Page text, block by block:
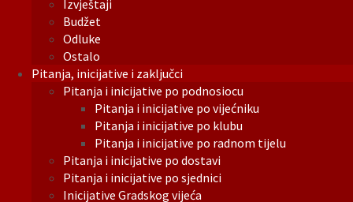
Izvještaji
Budžet
Odluke
Ostalo
Pitanja, inicijative i zaključci
Pitanja i inicijative po podnosiocu
Pitanja i inicijative po vijećniku
Pitanja i inicijative po klubu
Pitanja i inicijative po radnom tijelu
Pitanja i inicijative po dostavi
Pitanja i inicijative po sjednici
Inicijative Gradskog vijeća